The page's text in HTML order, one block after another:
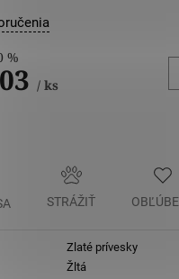
%
/ ks
STRÁŽIŤ
Zlaté prívesky
Žltá